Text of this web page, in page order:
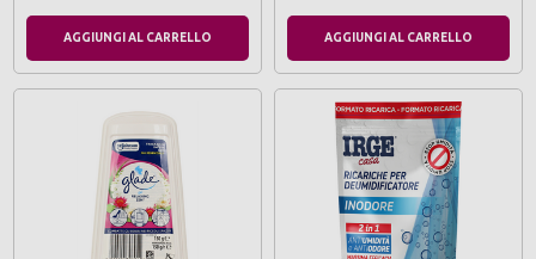
AGGIUNGI AL CARRELLO AGGIUNGI AL CARRELLO